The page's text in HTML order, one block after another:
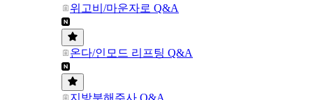
위고비/마운자로 Q&A
온다/인모드 리프팅 Q&A
지방분해주사 Q&A